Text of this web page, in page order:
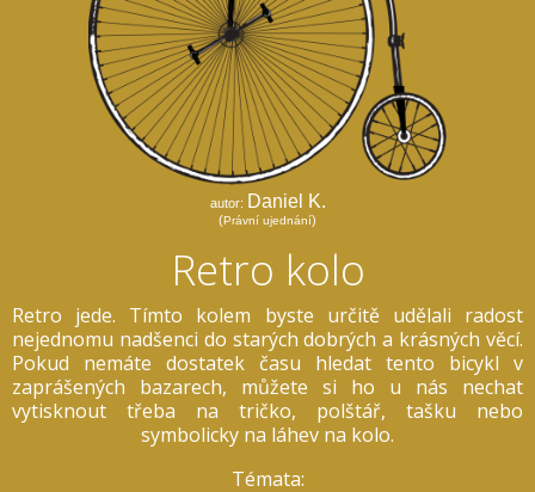
autor: Daniel K.
(Právní ujednání)
Retro kolo
Retro jede. Tímto kolem byste určitě udělali radost
nejednomu nadšenci do starých dobrých a krásných věcí.
Pokud nemáte dostatek času hledat tento bicykl v
zaprášených bazarech, můžete si ho u nás nechat
vytisknout třeba na tričko, polštář, tašku nebo
symbolicky na láhev na kolo.
Témata: